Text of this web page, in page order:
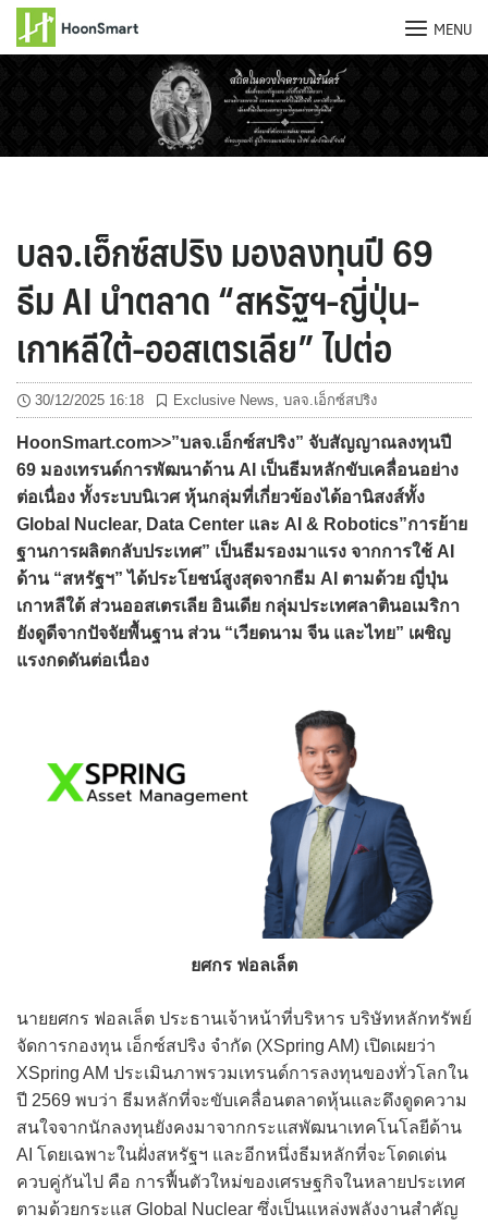
MENU
บลจ.เอ็กซ์สปริง มองลงทุนปี 69
ธีม AI นำตลาด “สหรัฐฯ-ญี่ปุ่น-
เกาหลีใต้-ออสเตรเลีย” ไปต่อ
30/12/2025 16:18 Exclusive News บลจ.เอ็กซ์สปริง
HoonSmart.com>>”บลจ.เอ็กซ์สปริง” จับสัญญาณลงทุนปี
69 มองเทรนด์การพัฒนาด้าน AI เป็นธีมหลักขับเคลื่อนอย่าง
ต่อเนื่อง ทั้งระบบนิเวศ หุ้นกลุ่มที่เกี่ยวข้องได้อานิสงส์ทั้ง
Global Nuclear, Data Center และ AI & Robotics”การย้าย
ฐานการผลิตกลับประเทศ” เป็นธีมรองมาแรง จากการใช้ AI
ด้าน “สหรัฐฯ” ได้ประโยชน์สูงสุดจากธีม AI ตามด้วย ญี่ปุ่น
เกาหลีใต้ ส่วนออสเตรเลีย อินเดีย กลุ่มประเทศลาตินอเมริกา
ยังดูดีจากปัจจัยพื้นฐาน ส่วน “เวียดนาม จีน และไทย” เผชิญ
แรงกดดันต่อเนื่อง
ยศกร ฟอลเล็ต
นายยศกร ฟอลเล็ต ประธานเจ้าหน้าที่บริหาร บริษัทหลักทรัพย์
จัดการกองทุน เอ็กซ์สปริง จำกัด (XSpring AM) เปิดเผยว่า
XSpring AM ประเมินภาพรวมเทรนด์การลงทุนของทั่วโลกใน
ปี 2569 พบว่า ธีมหลักที่จะขับเคลื่อนตลาดหุ้นและดึงดูดความ
สนใจจากนักลงทุนยังคงมาจากกระแสพัฒนาเทคโนโลยีด้าน
AI โดยเฉพาะในฝั่งสหรัฐฯ และอีกหนึ่งธีมหลักที่จะโดดเด่น
ควบคู่กันไป คือ การฟื้นตัวใหม่ของเศรษฐกิจในหลายประเทศ
ตามด้วยกระแส Global Nuclear ซึ่งเป็นแหล่งพลังงานสำคัญ